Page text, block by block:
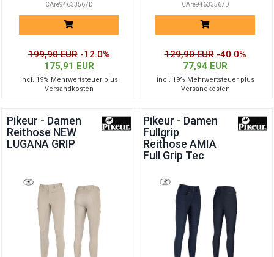
CAre94633567D
199,90 EUR -12.0%
175,91 EUR
incl. 19% Mehrwertsteuer plus
Versandkosten
CAre94633567D
129,90 EUR -40.0%
77,94 EUR
incl. 19% Mehrwertsteuer plus
Versandkosten
Pikeur - Damen
Reithose NEW
LUGANA GRIP
Pikeur - Damen
Fullgrip
Reithose AMIA
Full Grip Tec